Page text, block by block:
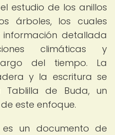
estudio de los anillos
árboles, los cuales
detallada
climáticas y
del tiempo. La
y la escritura se
de Buda, un
este enfoque.
un documento de